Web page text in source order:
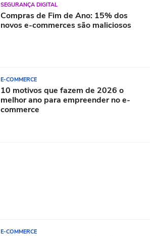
SEGURANÇA DIGITAL
Compras de Fim de Ano: 15% dos
novos e-commerces são maliciosos
E-COMMERCE
10 motivos que fazem de 2026 o
melhor ano para empreender no e-
commerce
E-COMMERCE